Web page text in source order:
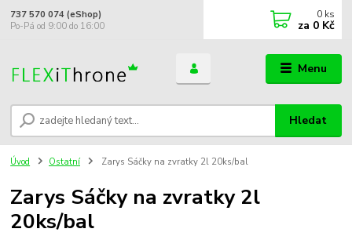
Menu
Hledat
737 570 074 (eShop)
Po-Pá od 9:00 do 16:00
0 ks
za 0 Kč
Úvod Ostatní Zarys Sáčky na zvratky 2l 20ks/bal
Zarys Sáčky na zvratky 2l
20ks/bal